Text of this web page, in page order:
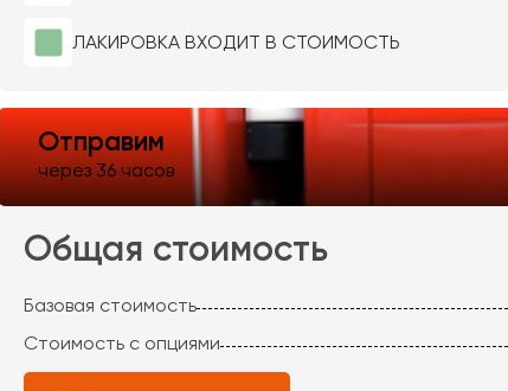
ЛАКИРОВКА ВХОДИТ В СТОИМОСТЬ
Отправим
через 36 часов
Общая стоимость
Базовая стоимость
Стоимость с опциями